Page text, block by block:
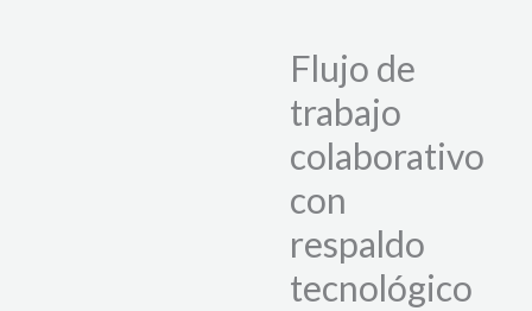
Flujo de
trabajo
colaborativo
con
respaldo
tecnológico